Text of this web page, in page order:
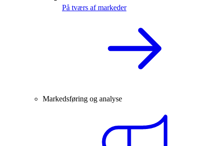
På tværs af markeder
Markedsføring og analyse